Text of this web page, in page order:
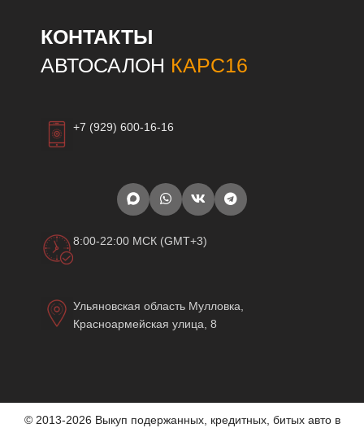
КОНТАКТЫ
АВТОСАЛОН КАРС16
+7 (929) 600-16-16
8:00-22:00 МСК (GMT+3)
Ульяновская область Мулловка,
Красноармейская улица, 8
© 2013-2026 Выкуп подержанных, кредитных, битых авто в